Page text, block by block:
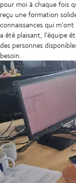
pour moi à chaque fois
reçu une formation
connaissances qui
a été plaisant, l'équipe
des personnes
besoin.